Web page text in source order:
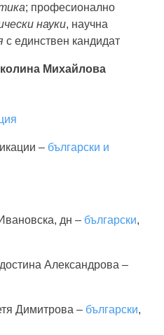
; професионално
науки, научна
с единствен кандидат
Михайлова
– български и
дн – български,
Александрова –
Димитрова – български,